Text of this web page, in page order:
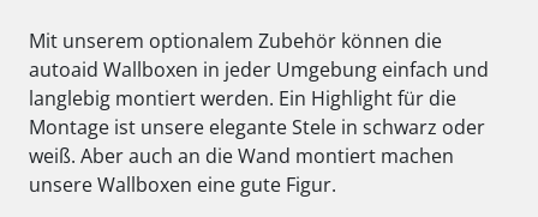
Mit unserem optionalem Zubehör können die
autoaid Wallboxen in jeder Umgebung einfach und
langlebig montiert werden. Ein Highlight für die
Montage ist unsere elegante Stele in schwarz oder
weiß. Aber auch an die Wand montiert machen
unsere Wallboxen eine gute Figur.